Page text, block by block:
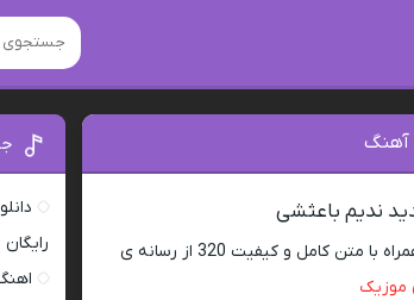
آهنگ
ندیم باعثشی
با متن کامل و کیفیت 320 از رسانه ی
موزیک
رایگان